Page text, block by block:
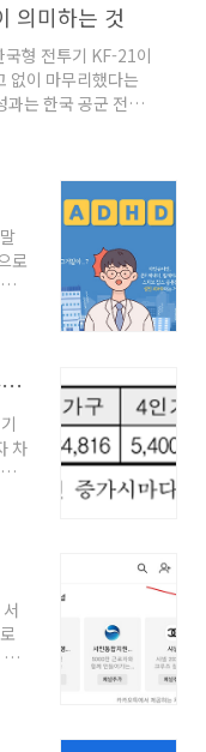
구호가 아니라, 숫
기술적이고 실무적
기조의 성격을 보여
현의 의미기사에서
**‘이용률’..
의미하는 것
국형 전투기 KF-21이
없이 마무리했다는
과는 한국 공군 전력
항공산업이 ‘개발
이다.이번 글에서
적·기술적 의미를
지 짚어본다.KF-21이
히 “한국형 전투기”로
독자적으로 체계
투기 개발은 단순히
..
로
기준 중위소득 기초생활수급자 차상위 기준금액
차
번
.